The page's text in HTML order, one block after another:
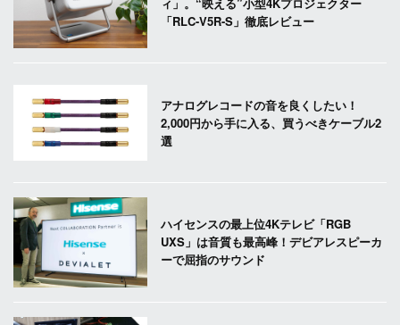
「RLC-V5R-S」徹底レビュー
アナログレコードの音を良くしたい！
2,000円から手に入る、買うべきケーブル2
選
ハイセンスの最上位4Kテレビ「RGB
UXS」は音質も最高峰！デビアレスピーカ
ーで屈指のサウンド